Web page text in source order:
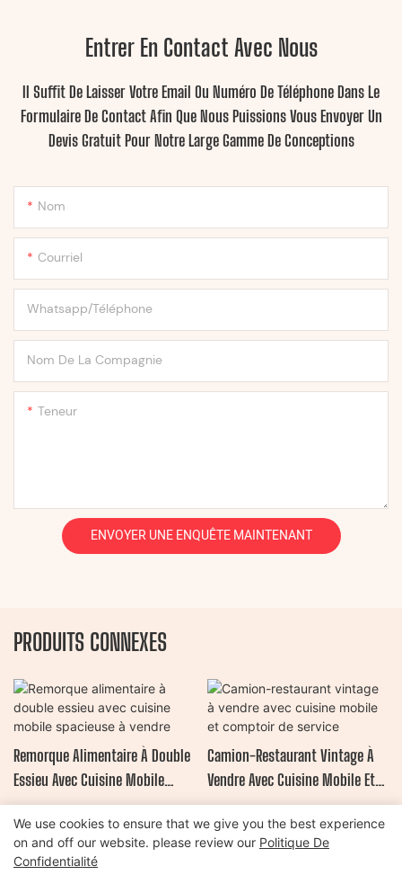
Entrer En Contact Avec Nous
Il Suffit De Laisser Votre Email Ou Numéro De Téléphone Dans Le
Formulaire De Contact Afin Que Nous Puissions Vous Envoyer Un
Devis Gratuit Pour Notre Large Gamme De Conceptions
Nom
Courriel
Whatsapp/Téléphone
Nom De La Compagnie
Teneur
ENVOYER UNE ENQUÊTE MAINTENANT
PRODUITS CONNEXES
Remorque Alimentaire À Double
Essieu Avec Cuisine Mobile
Spacieuse À Vendre
Camion-Restaurant Vintage À
Vendre Avec Cuisine Mobile Et
Comptoir De Service
Copyright © 2026 Henan Oulead Trailer Manufacturing Co., Ltd |
Plan du site
We use cookies to ensure that we give you the best experience
on and off our website. please review our Politique De
Confidentialité